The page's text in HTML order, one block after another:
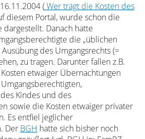
(Wer trägt die Kosten des
diesem Portal, wurde schon die
dargestellt. Danach hatte
die „üblichen
des Umgangsrechts (=
zu tragen. Darunter fallen z.B.
etwaiger Übernachtungen
Kindes und des
sowie die Kosten etwaiger privater
Es entfiel jeglicher
Der BGH hatte sich bisher noch